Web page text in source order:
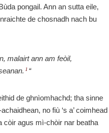
pongail. Ann an sutta eile,
de chosnadh nach bu
malairt ann am feòil,
1 “
de ghnìomhachd; tha sinne
no fiù ‘s a’ coimhead
còir agus mì-chòir nar beatha